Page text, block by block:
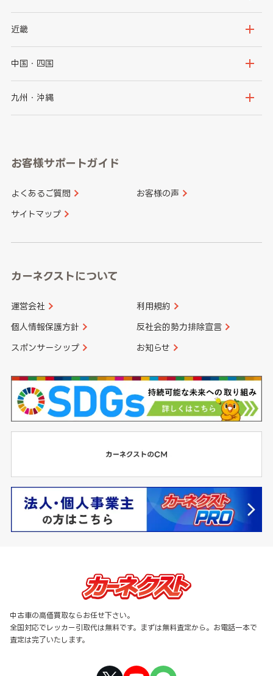
秋田県
群馬県
千葉県
新潟県
石川県
山梨県
愛知県
近畿
大阪府
京都府
和歌山県
中国・四国
鳥取県
山口県
香川県 愛媛県
九州・沖縄
長崎県
大分県 宮崎県
お客様サポートガイド
よくあるご質問 お客様の声
サイトマップ
カーネクストについて
運営会社 利用規約
個人情報保護方針 反社会的勢力排除宣言
スポンサーシップ お知らせ
中古車の高価買取ならお任せ下さい。
全国対応でレッカー引取代は無料です。まずは無料査定から。お電話一本で
査定は完了いたします。